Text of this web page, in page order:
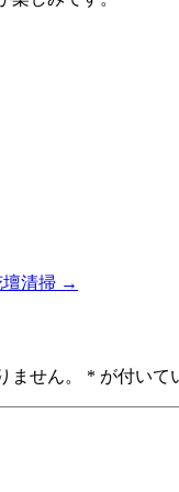
壇清掃 →
ません。 * が付いて